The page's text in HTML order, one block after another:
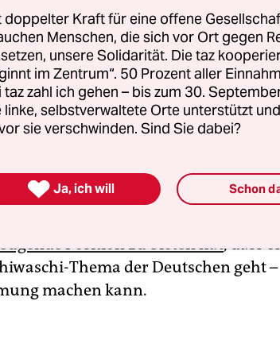
richtig weiß, worum es eigentlich
im Wesen der Sache „Integration“
Linnemannauf die Frage der
denn profilieren müsse: „Ganz klar
weil ich sie mir so gut vorstellen
des Interviews nämlich so was von
Position zu bieten hat, dass
Thema der Deutschen geht –
machen kann.
doppelter Kraft für eine offene
Menschen, die sich vor Ort gegen
unsere Solidarität. Die taz
im Zentrum“. 50 Prozent aller
taz zahl ich gehen – bis zum 30.
linke, selbstverwaltete Orte unterstützt
sie verschwinden. Sind Sie dabei?
 Ja, ich will Schon